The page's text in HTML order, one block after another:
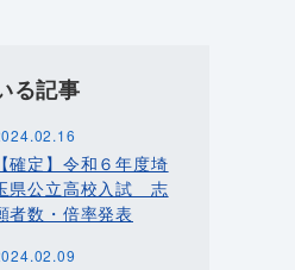
る記事
【確定】令和６年度埼
県公立高校入試 志
者数・倍率発表